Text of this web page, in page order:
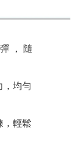
， 隨
，均勻
，輕鬆